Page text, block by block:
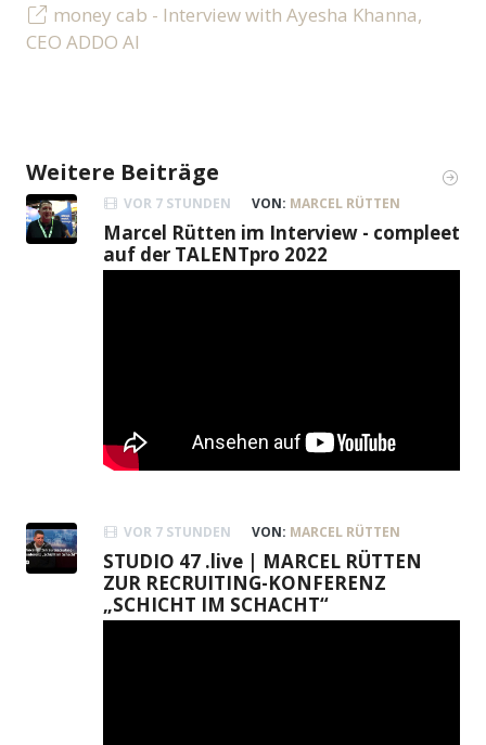
money cab - Interview with Ayesha Khanna,
CEO ADDO AI
Weitere Beiträge
VOR 7 STUNDEN VON: MARCEL RÜTTEN
Marcel Rütten im Interview - compleet
auf der TALENTpro 2022
VOR 7 STUNDEN VON: MARCEL RÜTTEN
STUDIO 47 .live | MARCEL RÜTTEN
ZUR RECRUITING-KONFERENZ
„SCHICHT IM SCHACHT“